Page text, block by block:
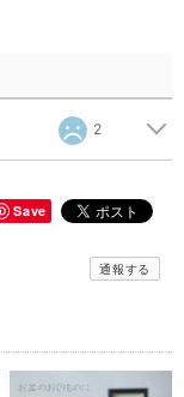
2
Save
通報する